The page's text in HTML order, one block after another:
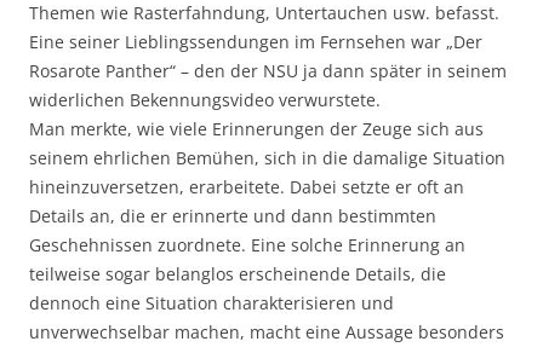
Themen wie Rasterfahndung, Untertauchen usw. befasst.
Eine seiner Lieblingssendungen im Fernsehen war „Der
Rosarote Panther“ – den der NSU ja dann später in seinem
widerlichen Bekennungsvideo verwurstete.
Man merkte, wie viele Erinnerungen der Zeuge sich aus
seinem ehrlichen Bemühen, sich in die damalige Situation
hineinzuversetzen, erarbeitete. Dabei setzte er oft an
Details an, die er erinnerte und dann bestimmten
Geschehnissen zuordnete. Eine solche Erinnerung an
teilweise sogar belanglos erscheinende Details, die
dennoch eine Situation charakterisieren und
unverwechselbar machen, macht eine Aussage besonders